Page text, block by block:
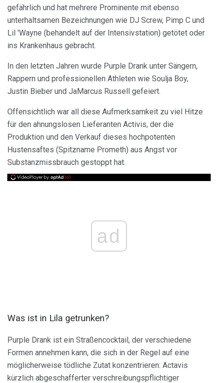
gefährlich und hat mehrere Prominente mit ebenso
unterhaltsamen Bezeichnungen wie DJ Screw, Pimp C und
Lil 'Wayne (behandelt auf der Intensivstation) getötet oder
ins Krankenhaus gebracht.
In den letzten Jahren wurde Purple Drank unter Sängern,
Rappern und professionellen Athleten wie Soulja Boy,
Justin Bieber und JaMarcus Russell gefeiert.
Offensichtlich war all diese Aufmerksamkeit zu viel Hitze
für den ahnungslosen Lieferanten Activis, der die
Produktion und den Verkauf dieses hochpotenten
Hustensaftes (Spitzname Prometh) aus Angst vor
Substanzmissbrauch gestoppt hat.
ad
Was ist in Lila getrunken?
Purple Drank ist ein Straßencocktail, der verschiedene
Formen annehmen kann, die sich in der Regel auf eine
möglicherweise tödliche Zutat konzentrieren: Actavis
kürzlich abgeschafferter verschreibungspflichtiger